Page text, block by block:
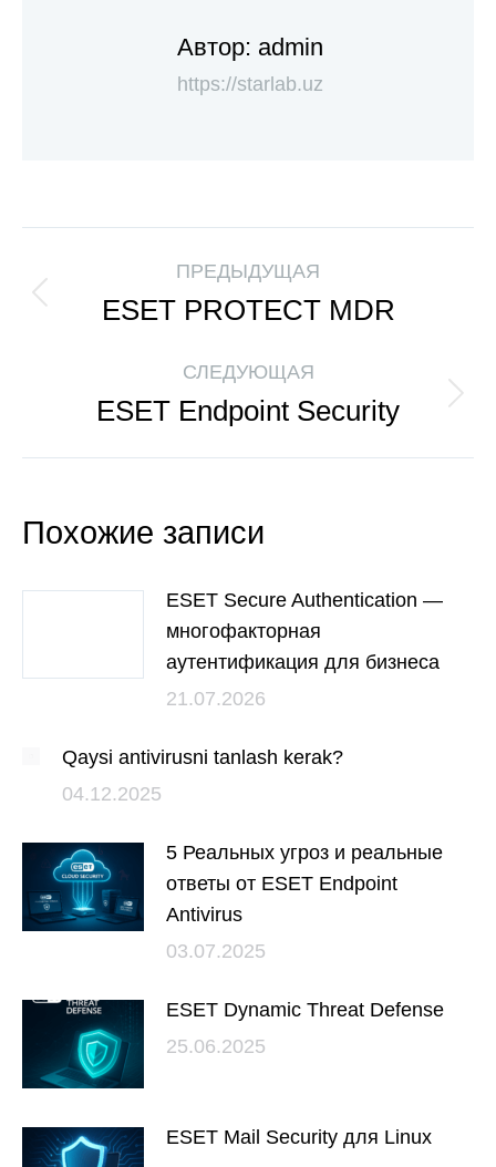
Автор: admin
https://starlab.uz
ПРЕДЫДУЩАЯ
ESET PROTECT MDR
СЛЕДУЮЩАЯ
ESET Endpoint Security
Похожие записи
ESET Secure Authentication —
многофакторная
аутентификация для бизнеса
21.07.2026
Qaysi antivirusni tanlash kerak?
04.12.2025
5 Реальных угроз и реальные
ответы от ESET Endpoint
Antivirus
03.07.2025
ESET Dynamic Threat Defense
25.06.2025
ESET Mail Security для Linux